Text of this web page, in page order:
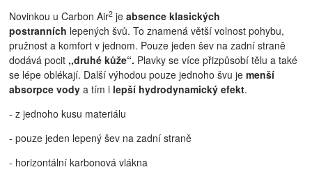
Novinkou u Carbon Air2 jeabsence klasických
postranních lepených švů. To znamená větší volnost pohybu,
pružnost a komfort v jednom. Pouze jeden šev na zadní straně
dodává pocit ,,druhé kůže“. Plavky se více přizpůsobí tělu a také
se lépe oblékají. Další výhodou pouze jednoho švu jemenší
absorpce vody a tím i lepší hydrodynamický efekt.
- z jednoho kusu materiálu
- pouze jeden lepený šev na zadní straně
- horizontální karbonová vlákna